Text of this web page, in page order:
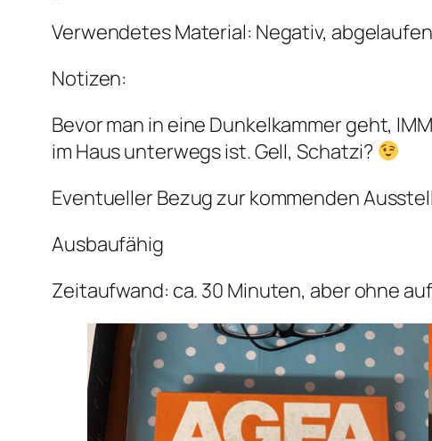
Verwendetes Material: Negativ,
Notizen:
Bevor man in eine Dunkelkammer geht,
im Haus unterwegs ist. Gell, Schatzi?
Eventueller Bezug zur kommenden
Ausbaufähig
Zeitaufwand: ca. 30 Minuten, aber ohne